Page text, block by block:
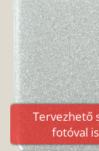
Tervezhető
fotóval